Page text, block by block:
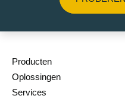
Producten
Oplossingen
Services